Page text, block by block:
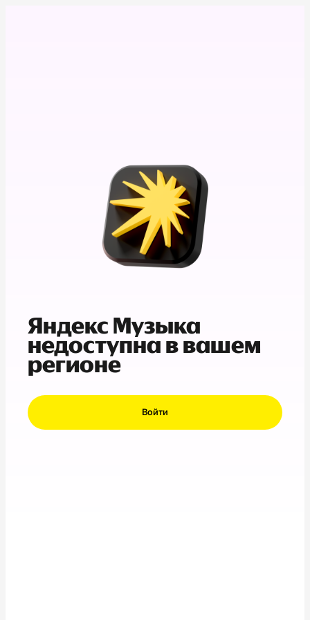
Яндекс Музыка
недоступна в вашем
регионе
Войти